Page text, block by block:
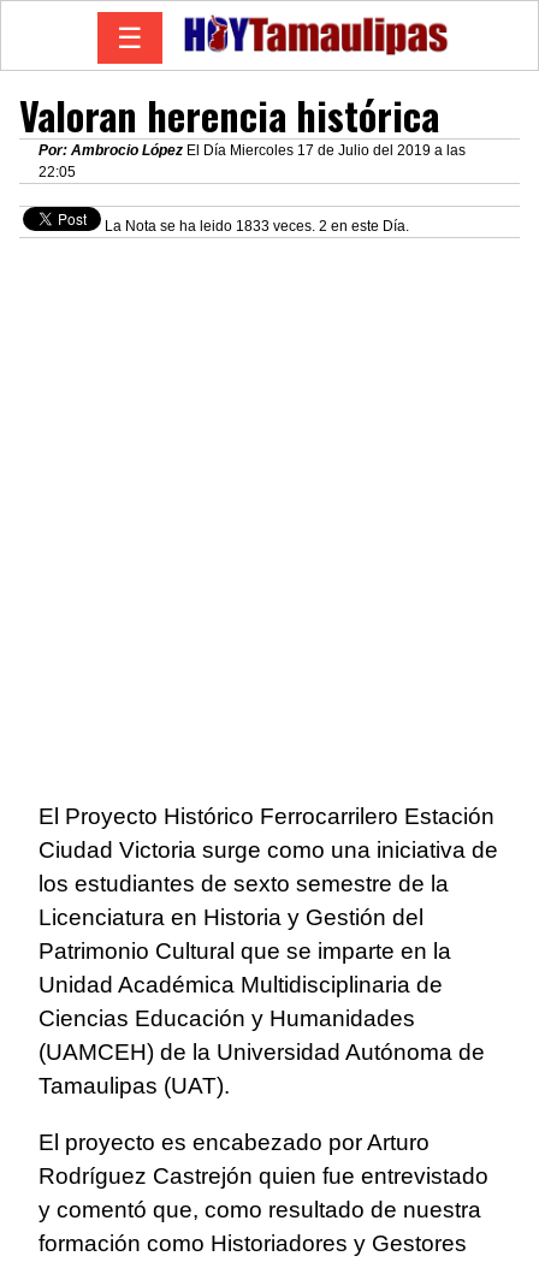
☰
Valoran herencia histórica
Por: Ambrocio López El Día Miercoles 17 de Julio del 2019 a las
22:05
La Nota se ha leido 1833 veces. 2 en este Día.
El Proyecto Histórico Ferrocarrilero Estación
Ciudad Victoria surge como una iniciativa de
los estudiantes de sexto semestre de la
Licenciatura en Historia y Gestión del
Patrimonio Cultural que se imparte en la
Unidad Académica Multidisciplinaria de
Ciencias Educación y Humanidades
(UAMCEH) de la Universidad Autónoma de
Tamaulipas (UAT).
El proyecto es encabezado por Arturo
Rodríguez Castrejón quien fue entrevistado
y comentó que, como resultado de nuestra
formación como Historiadores y Gestores